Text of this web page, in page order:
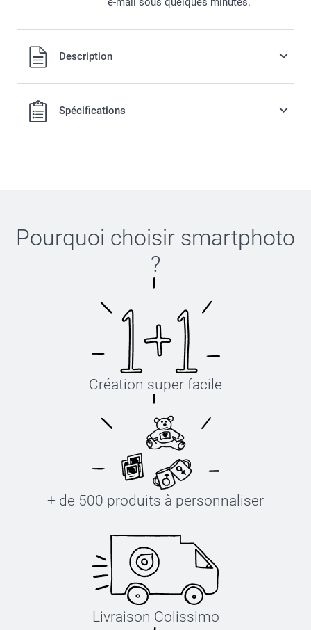
Description
Spécifications
C'est aussi simple que:
Pourquoi choisir smartphoto
?
Création super facile
+ de 500 produits à personnaliser
Livraison Colissimo